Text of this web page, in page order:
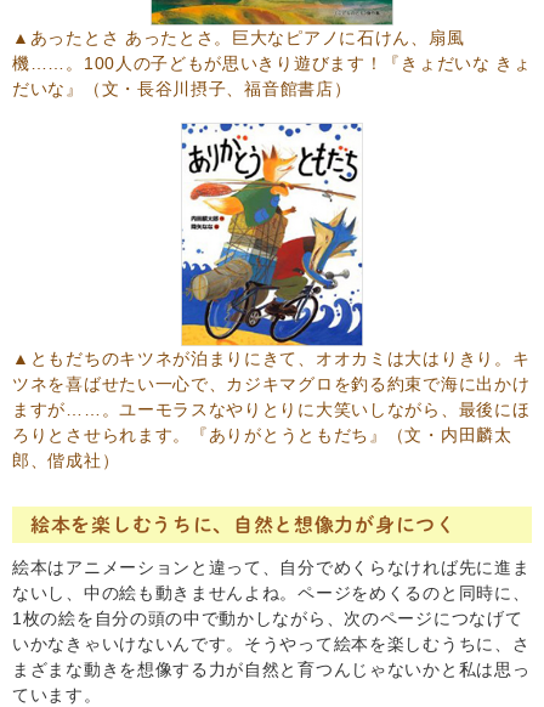
▲あったとさ あったとさ。巨大なピアノに石けん、扇風
機……。100人の子どもが思いきり遊びます！
『きょだいな きょ
だいな』
（文・長谷川摂子、福音館書店）
▲ともだちのキツネが泊まりにきて、オオカミは大はりきり。キ
ツネを喜ばせたい一心で、カジキマグロを釣る約束で海に出かけ
ますが……。ユーモラスなやりとりに大笑いしながら、最後にほ
ろりとさせられます。
『ありがとうともだち』
（文・内田麟太
郎、偕成社）
絵本を楽しむうちに、自然と想像力が身につく
絵本はアニメーションと違って、自分でめくらなければ先に進ま
ないし、中の絵も動きませんよね。ページをめくるのと同時に、
1枚の絵を自分の頭の中で動かしながら、次のページにつなげて
いかなきゃいけないんです。そうやって絵本を楽しむうちに、さ
まざまな動きを想像する力が自然と育つんじゃないかと私は思っ
ています。